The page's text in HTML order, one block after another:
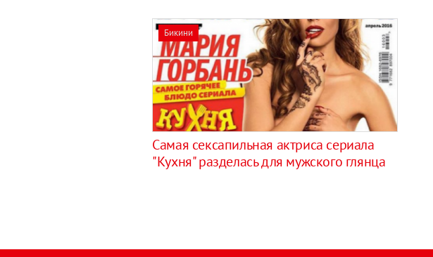
Бикини
Самая сексапильная актриса сериала
"Кухня" разделась для мужского глянца